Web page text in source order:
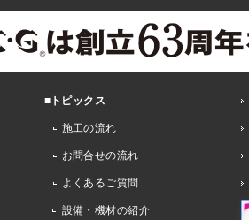
■トピックス
施工の流れ
お問合せの流れ
よくあるご質問
設備・機材の紹介